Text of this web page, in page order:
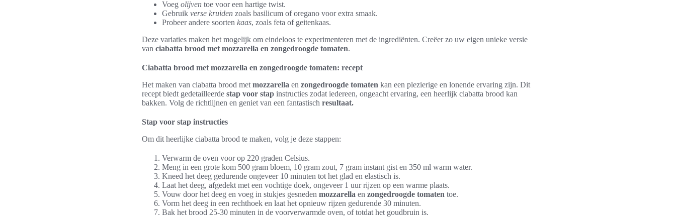
Voeg olijven toe voor een hartige twist.
Gebruik verse kruiden zoals basilicum of oregano voor extra smaak.
Probeer andere soorten kaas, zoals feta of geitenkaas.
Deze variaties maken het mogelijk om eindeloos te experimenteren met de ingrediënten. Creëer zo uw eigen unieke versie
van ciabatta brood met mozzarella en zongedroogde tomaten.
Ciabatta brood met mozzarella en zongedroogde tomaten: recept
Het maken van ciabatta brood met mozzarella en zongedroogde tomaten kan een plezierige en lonende ervaring zijn. Dit
recept biedt gedetailleerde stap voor stap instructies zodat iedereen, ongeacht ervaring, een heerlijk ciabatta brood kan
bakken. Volg de richtlijnen en geniet van een fantastisch resultaat.
Stap voor stap instructies
Om dit heerlijke ciabatta brood te maken, volg je deze stappen:
Verwarm de oven voor op 220 graden Celsius.
Meng in een grote kom 500 gram bloem, 10 gram zout, 7 gram instant gist en 350 ml warm water.
Kneed het deeg gedurende ongeveer 10 minuten tot het glad en elastisch is.
Laat het deeg, afgedekt met een vochtige doek, ongeveer 1 uur rijzen op een warme plaats.
Vouw door het deeg en voeg in stukjes gesneden mozzarella en zongedroogde tomaten toe.
Vorm het deeg in een rechthoek en laat het opnieuw rijzen gedurende 30 minuten.
Bak het brood 25-30 minuten in de voorverwarmde oven, of totdat het goudbruin is.